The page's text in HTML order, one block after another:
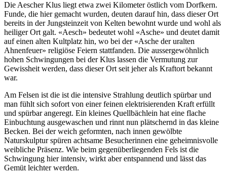
Die Aescher Klus liegt etwa zwei Kilometer östlich vom Dorfkern.
Funde, die hier gemacht wurden, deuten darauf hin, dass dieser Ort
bereits in der Jungsteinzeit von Kelten bewohnt wurde und wohl als
heiliger Ort galt. «Aesch» bedeutet wohl «Asche» und deutet damit
auf einen alten Kultplatz hin, wo bei der «Asche der uralten
Ahnenfeuer» religiöse Feiern stattfanden. Die aussergewöhnlich
hohen Schwingungen bei der Klus lassen die Vermutung zur
Gewissheit werden, dass dieser Ort seit jeher als Kraftort bekannt
war.
Am Felsen ist die ist die intensive Strahlung deutlich spürbar und
man fühlt sich sofort von einer feinen elektrisierenden Kraft erfüllt
und spürbar angeregt. Ein kleines Quellbächlein hat eine flache
Einbuchtung ausgewaschen und rinnt nun plätschernd in das kleine
Becken. Bei der weich geformten, nach innen gewölbte
Naturskulptur spüren achtsame Besucherinnen eine geheimnisvolle
weibliche Präsenz. Wie beim gegenüberliegenden Fels ist die
Schwingung hier intensiv, wirkt aber entspannend und lässt das
Gemüt leichter werden.